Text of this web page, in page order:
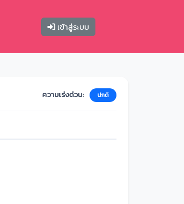
เข้าสู่ระบบ
ความเร่งด่วน: ปกติ